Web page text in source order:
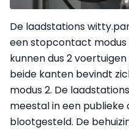
De laadstations
een stopcontact modus
kunnen dus 2
beide kanten bevindt
modus 2. De
meestal in een publieke
blootgesteld. De